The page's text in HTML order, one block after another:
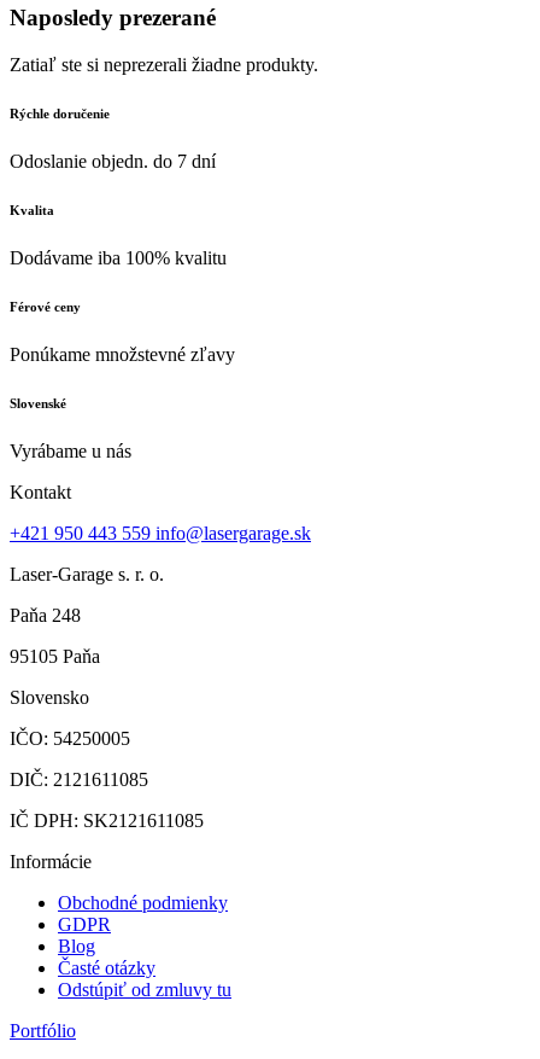
Naposledy prezerané
Zatiaľ ste si neprezerali žiadne produkty.
Rýchle doručenie
Odoslanie objedn. do 7 dní
Kvalita
Dodávame iba 100% kvalitu
Férové ceny
Ponúkame množstevné zľavy
Slovenské
Vyrábame u nás
Kontakt
+421 950 443 559 info@lasergarage.sk
Laser-Garage s. r. o.
Paňa 248
95105 Paňa
Slovensko
IČO: 54250005
DIČ: 2121611085
IČ DPH: SK2121611085
Informácie
Obchodné podmienky
GDPR
Blog
Časté otázky
Odstúpiť od zmluvy tu
Portfólio